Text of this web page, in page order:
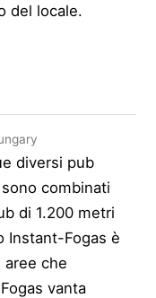
del locale.
diversi pub
combinati
di 1.200 metri
Instant-Fogas è
aree che
vanta